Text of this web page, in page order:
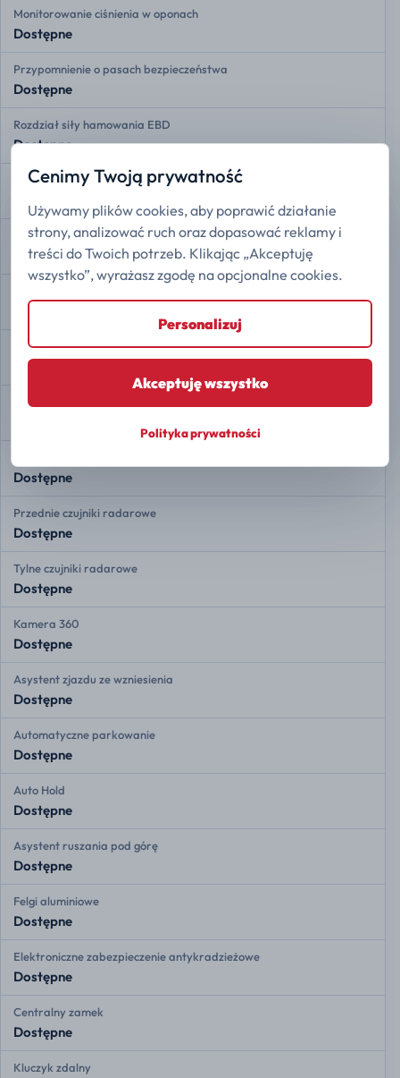
Monitorowanie ciśnienia w oponach
Dostępne
Przypomnienie o pasach bezpieczeństwa
Dostępne
Rozdział siły hamowania EBD
Dostępne
Asystent hamowania
Kontrola trakcji
Dostępne
Asystent zmiany pasa ruchu
Dostępne
Ostrzeganie przed opuszczeniem pasa
Dostępne
Przednie czujniki radarowe
Dostępne
Tylne czujniki radarowe
Dostępne
Kamera 360
Dostępne
Asystent zjazdu ze wzniesienia
Dostępne
Automatyczne parkowanie
Dostępne
Auto Hold
Dostępne
Asystent ruszania pod górę
Dostępne
Felgi aluminiowe
Dostępne
Elektroniczne zabezpieczenie antykradzieżowe
Dostępne
Centralny zamek
Dostępne
Kluczyk zdalny
Cenimy Twoją prywatność
Używamy plików cookies, aby poprawić działanie
strony, analizować ruch oraz dopasować reklamy i
treści do Twoich potrzeb. Klikając „Akceptuję
wszystko”, wyrażasz zgodę na opcjonalne cookies.
Personalizuj
Akceptuję wszystko
Polityka prywatności